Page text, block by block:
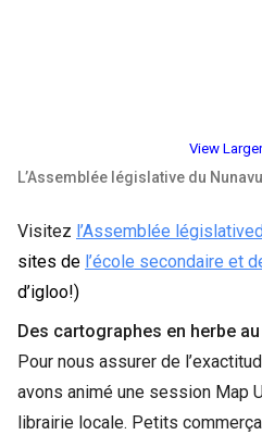
View
L’Assemblée législative du
Visitez l’Assemblée
sites de l’école secondaire et
d’igloo!)
Des cartographes en herbe
Pour nous assurer de
avons animé une session Map
librairie locale. Petits